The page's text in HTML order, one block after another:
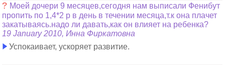
? Моей дочери 9 месяцев,сегодня нам выписали Фенибут
пропить по 1,4*2 р в день в течении месяца,т.к она плачет
закатываясь.надо ли давать,как он влияет на ребенка?
19 January 2010, Инна Фиркатовна
Успокаивает, ускоряет развитие.